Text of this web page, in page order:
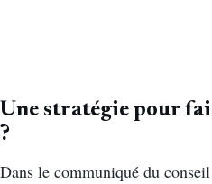
Une stratégie pour
?
Dans le communiqué du